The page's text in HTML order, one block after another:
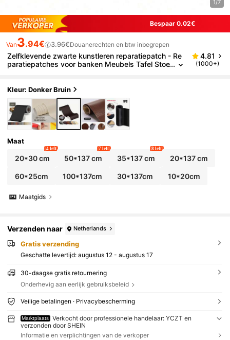
1/7
Bespaar 0.02€
Van3.94€ 3.96€Douanerechten en btw inbegrepen
Zelfklevende zwarte kunstleren reparatiepatch - Re
paratiepatches voor banken Meubels Tafel Stoe
nkhoes - Veelzijdige sticker voor banken, stoelen, a
utostoelen en tassen
4.81
(1000+)
Kleur: Donker Bruin
Maat
20*30 cm
4 left
50*137 cm
7 left
35*137 cm
8 left
20*137 cm
60*25cm 100*137cm 30*137cm 10*20cm
Maatgids
Verzenden naar Netherlands
Gratis verzending
Geschatte levertijd: augustus 12 - augustus 17
30-daagse gratis retournering
Onderhevig aan eerlijk gebruiksbeleid
Veilige betalingen · Privacybescherming
Marktplaats
Verkocht door professionele handelaar: YCZT en
verzonden door SHEIN
Informatie en verplichtingen van de verkoper